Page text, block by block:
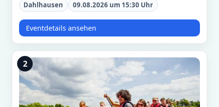
Dahlhausen 09.08.2026 um 15:30 Uhr
Eventdetails ansehen
2